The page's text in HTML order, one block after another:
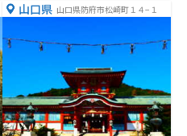
山口県 山口県防府市松崎町１４−１